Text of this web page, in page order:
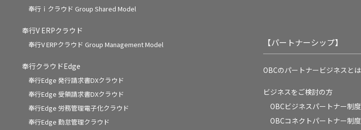
奉行ｉクラウド Group Shared Model
奉行V ERPクラウド
奉行V ERPクラウド Group Management Model
奉行クラウドEdge
奉行Edge 発行請求書DXクラウド
奉行Edge 受領請求書DXクラウド
奉行Edge 労務管理電子化クラウド
奉行Edge 勤怠管理クラウド
【パートナーシップ】
OBCのパートナービジネスとは
ビジネスをご検討の方
OBCビジネスパートナー制度
OBCコネクトパートナー制度